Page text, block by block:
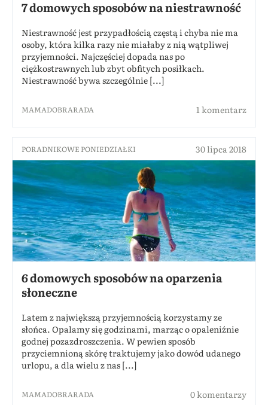
7 domowych sposobów na niestrawność
Niestrawność jest przypadłością częstą i chyba nie ma
osoby, która kilka razy nie miałaby z nią wątpliwej
przyjemności. Najczęściej dopada nas po
ciężkostrawnych lub zbyt obfitych posiłkach.
Niestrawność bywa szczególnie [...]
MAMADOBRARADA 1 komentarz
PORADNIKOWE PONIEDZIAŁKI 30 lipca 2018
6 domowych sposobów na oparzenia
słoneczne
Latem z największą przyjemnością korzystamy ze
słońca. Opalamy się godzinami, marząc o opaleniźnie
godnej pozazdroszczenia. W pewien sposób
przyciemnioną skórę traktujemy jako dowód udanego
urlopu, a dla wielu z nas [...]
MAMADOBRARADA 0 komentarzy